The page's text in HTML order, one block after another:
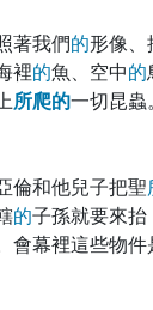
著我們的形像、
裡的魚、空中的
所爬的一切昆蟲
倫和他兒子把聖
的子孫就要來
會幕裡這些物件